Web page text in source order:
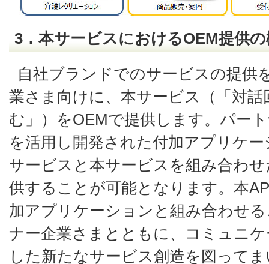
3．本サービスにおけるOEM提供
自社ブランドでのサービスの提供
業さま向けに、本サービス（「対
む」）をOEMで提供します。パー
を活用し開発された付加アプリケ
サービスと本サービスを組み合わ
供することが可能となります。本
加アプリケーションと組み合わせ
ナー企業さまとともに、コミュニ
した新たなサービス創造を図って